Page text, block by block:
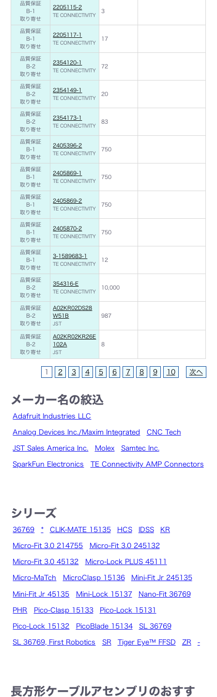
品質保証
B-1
取り寄せ
2205115-2
TE CONNECTIVITY
3
品質保証
B-1
取り寄せ
2205117-1
TE CONNECTIVITY
17
品質保証
B-2
取り寄せ
2354120-1
TE CONNECTIVITY
72
品質保証
B-2
取り寄せ
2354149-1
TE CONNECTIVITY
20
品質保証
B-2
取り寄せ
2354173-1
TE CONNECTIVITY
83
品質保証
B-1
取り寄せ
2405396-2
TE CONNECTIVITY
750
品質保証
B-1
取り寄せ
2405869-1
TE CONNECTIVITY
750
品質保証
B-1
取り寄せ
2405869-2
TE CONNECTIVITY
750
品質保証
B-1
取り寄せ
2405870-2
TE CONNECTIVITY
750
品質保証
B-1
取り寄せ
3-1589683-1
TE CONNECTIVITY
12
品質保証
B-2
取り寄せ
354316-E
TE CONNECTIVITY
10,000
品質保証
B-2
取り寄せ
A02KR02DS28
W51B
JST
987
品質保証
B-2
取り寄せ
A02KR02KR26E
102A
JST
8
1 2 3 4 5 6 7 8 9 10 次へ
メーカー名の絞込
Adafruit Industries LLC
Analog Devices Inc./Maxim Integrated CNC Tech
JST Sales America Inc. Molex Samtec Inc.
SparkFun Electronics TE Connectivity AMP Connectors
シリーズ
36769 * CLIK-MATE 15135 HCS IDSS KR
Micro-Fit 3.0 214755 Micro-Fit 3.0 245132
Micro-Fit 3.0 45132 Micro-Lock PLUS 45111
Micro-MaTch MicroClasp 15136 Mini-Fit Jr 245135
Mini-Fit Jr 45135 Mini-Lock 15137 Nano-Fit 36769
PHR Pico-Clasp 15133 Pico-Lock 15131
Pico-Lock 15132 PicoBlade 15134 SL 36769
SL 36769, First Robotics SR Tiger Eye™ FFSD ZR -
長方形ケーブルアセンブリのおすす